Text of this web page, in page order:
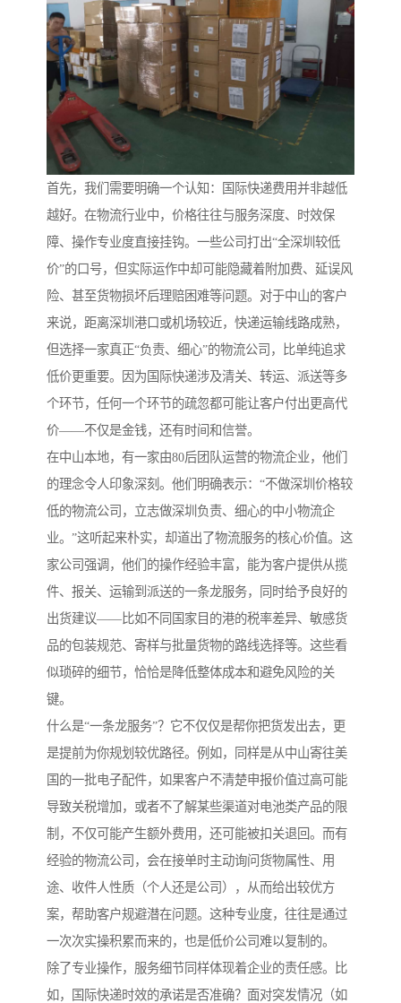
首先，我们需要明确一个认知：国际快递费用并非越低
越好。在物流行业中，价格往往与服务深度、时效保
障、操作专业度直接挂钩。一些公司打出“全深圳较低
价”的口号，但实际运作中却可能隐藏着附加费、延误风
险、甚至货物损坏后理赔困难等问题。对于中山的客户
来说，距离深圳港口或机场较近，快递运输线路成熟，
但选择一家真正“负责、细心”的物流公司，比单纯追求
低价更重要。因为国际快递涉及清关、转运、派送等多
个环节，任何一个环节的疏忽都可能让客户付出更高代
价——不仅是金钱，还有时间和信誉。
在中山本地，有一家由80后团队运营的物流企业，他们
的理念令人印象深刻。他们明确表示：“不做深圳价格较
低的物流公司，立志做深圳负责、细心的中小物流企
业。”这听起来朴实，却道出了物流服务的核心价值。这
家公司强调，他们的操作经验丰富，能为客户提供从揽
件、报关、运输到派送的一条龙服务，同时给予良好的
出货建议——比如不同国家目的港的税率差异、敏感货
品的包装规范、寄样与批量货物的路线选择等。这些看
似琐碎的细节，恰恰是降低整体成本和避免风险的关
键。
什么是“一条龙服务”？它不仅仅是帮你把货发出去，更
是提前为你规划较优路径。例如，同样是从中山寄往美
国的一批电子配件，如果客户不清楚申报价值过高可能
导致关税增加，或者不了解某些渠道对电池类产品的限
制，不仅可能产生额外费用，还可能被扣关退回。而有
经验的物流公司，会在接单时主动询问货物属性、用
途、收件人性质（个人还是公司），从而给出较优方
案，帮助客户规避潜在问题。这种专业度，往往是通过
一次次实操积累而来的，也是低价公司难以复制的。
除了专业操作，服务细节同样体现着企业的责任感。比
如，国际快递时效的承诺是否准确？面对突发情况（如